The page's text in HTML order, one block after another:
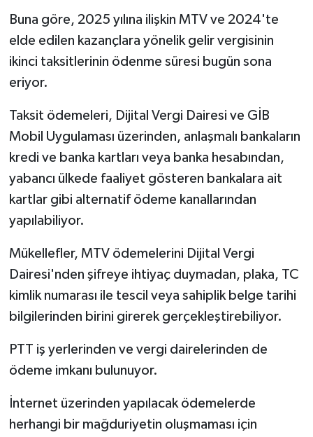
Buna göre, 2025 yılına ilişkin MTV ve 2024'te
elde edilen kazançlara yönelik gelir vergisinin
ikinci taksitlerinin ödenme süresi bugün sona
eriyor.
Taksit ödemeleri, Dijital Vergi Dairesi ve GİB
Mobil Uygulaması üzerinden, anlaşmalı bankaların
kredi ve banka kartları veya banka hesabından,
yabancı ülkede faaliyet gösteren bankalara ait
kartlar gibi alternatif ödeme kanallarından
yapılabiliyor.
Mükellefler, MTV ödemelerini Dijital Vergi
Dairesi'nden şifreye ihtiyaç duymadan, plaka, TC
kimlik numarası ile tescil veya sahiplik belge tarihi
bilgilerinden birini girerek gerçekleştirebiliyor.
PTT iş yerlerinden ve vergi dairelerinden de
ödeme imkanı bulunuyor.
İnternet üzerinden yapılacak ödemelerde
herhangi bir mağduriyetin oluşmaması için
Bingöl Müftülüğü
Bitlis Müftülüğü
Burdur Müftülüğü
Bursa Müftülüğü
Çanakkale Müftülüğü
Çorum Müftülüğü
Denizli Müftülüğü
Diyarbakır Müftülüğü
Edirne Müftülüğü
Aile
Sağlık
Ekonomi
Duyurular
Podcast
Biyografiler
Diyanet TV
İhtida Haberleri